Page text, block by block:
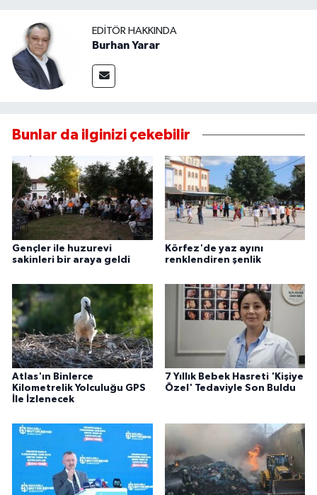
EDITÖR HAKKINDA
Burhan Yarar
Bunlar da ilginizi çekebilir
Gençler ile huzurevi
sakinleri bir araya geldi
Körfez'de yaz ayını
renklendiren şenlik
Atlas'ın Binlerce
Kilometrelik Yolculuğu GPS
İle İzlenecek
7 Yıllık Bebek Hasreti 'Kişiye
Özel' Tedaviyle Son Buldu